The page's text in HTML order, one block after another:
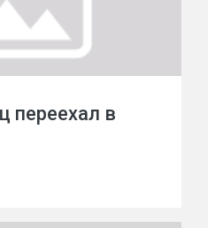
переехал в